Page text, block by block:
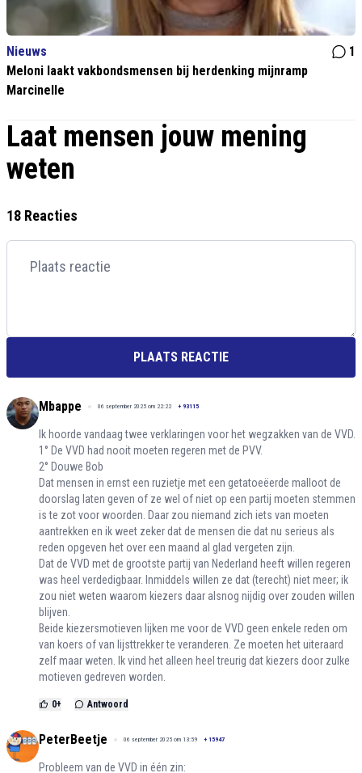
Nieuws
1
Meloni laakt vakbondsmensen bij herdenking mijnramp
Marcinelle
Laat mensen jouw mening
weten
18 Reacties
PLAATS REACTIE
Mbappe 06 september 2025 om 22:22 + 93115
Ik hoorde vandaag twee verklaringen voor het wegzakken van de VVD.
1° De VVD had nooit moeten regeren met de PVV.
2° Douwe Bob
Dat mensen in ernst een ruzietje met een getatoeëerde malloot de
doorslag laten geven of ze wel of niet op een partij moeten stemmen
is te zot voor woorden. Daar zou niemand zich iets van moeten
aantrekken en ik weet zeker dat de mensen die dat nu serieus als
reden opgeven het over een maand al glad vergeten zijn.
Dat de VVD met de grootste partij van Nederland heeft willen regeren
was heel verdedigbaar. Inmiddels willen ze dat (terecht) niet meer; ik
zou niet weten waarom kiezers daar alsnog nijdig over zouden willen
blijven.
Beide kiezersmotieven lijken me voor de VVD geen enkele reden om
van koers of van lijsttrekker te veranderen. Ze moeten het uiteraard
zelf maar weten. Ik vind het alleen heel treurig dat kiezers door zulke
motieven gedreven worden.
0+ Antwoord
PeterBeetje 06 september 2025 om 13:59 + 15947
Probleem van de VVD in één zin: